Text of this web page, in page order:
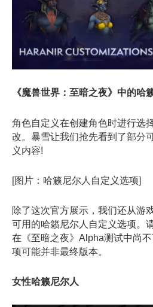
《魔兽世界：至暗之夜》中的哈
角色自定义在创建角色时进行选
改。暴雪让我们抢先看到了部分
义内容!
[图片：哈籁尼尔人自定义选项]
除了这次官方展示，我们还从游
可用的哈籁尼尔人自定义选项。
在《至暗之夜》Alpha测试中尚
项可能并非最终版本。
女性哈籁尼尔人